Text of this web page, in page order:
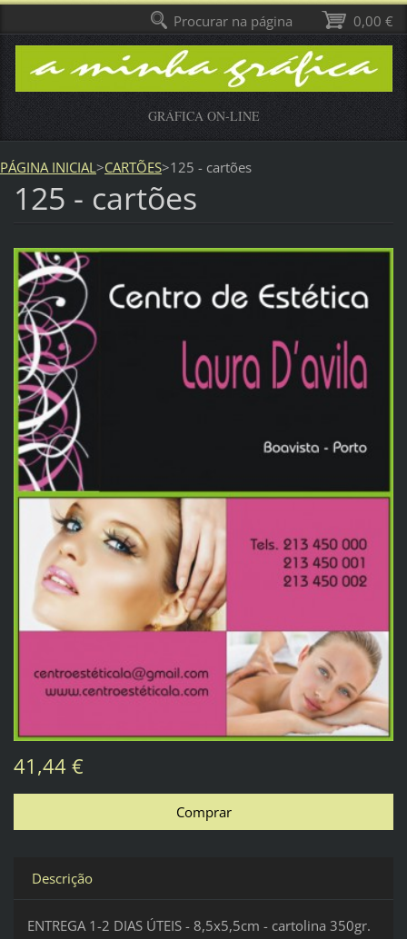
GRÁFICA ON-LINE
PÁGINA INICIAL >CARTÕES>125 - cartões
125 - cartões
41,44 €
Descrição
ENTREGA 1-2 DIAS ÚTEIS - 8,5x5,5cm - cartolina 350gr.
0,00 €
Procurar na página